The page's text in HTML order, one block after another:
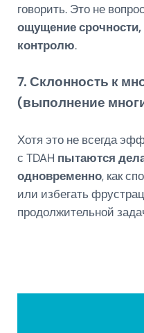
говорить. Это не
ощущение
контролю.
7. Склонность к
(выполнение
Хотя это не всегда
с TDAH пытаются
одновременно, как
или избегать
продолжительной